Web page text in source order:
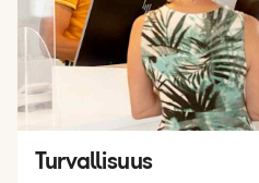
Turvallisuus